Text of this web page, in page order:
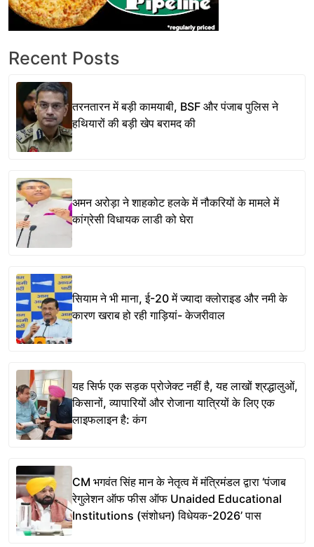
Recent Posts
तरनतारन में बड़ी कामयाबी, BSF और पंजाब पुलिस ने
हथियारों की बड़ी खेप बरामद की
अमन अरोड़ा ने शाहकोट हलके में नौकरियों के मामले में
कांग्रेसी विधायक लाडी को घेरा
सियाम ने भी माना, ई-20 में ज्यादा क्लोराइड और नमी के
कारण खराब हो रही गाड़ियां- केजरीवाल
यह सिर्फ एक सड़क प्रोजेक्ट नहीं है, यह लाखों श्रद्धालुओं,
किसानों, व्यापारियों और रोजाना यात्रियों के लिए एक
लाइफलाइन है: कंग
CM भगवंत सिंह मान के नेतृत्व में मंत्रिमंडल द्वारा ‘पंजाब
रेगुलेशन ऑफ फीस ऑफ Unaided Educational
Institutions (संशोधन) विधेयक-2026’ पास